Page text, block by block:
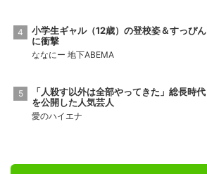
小学生ギャル（12歳）の登校姿＆すっぴん
に衝撃
ななにー 地下ABEMA
「人殺す以外は全部やってきた」総長時代
を公開した人気芸人
愛のハイエナ